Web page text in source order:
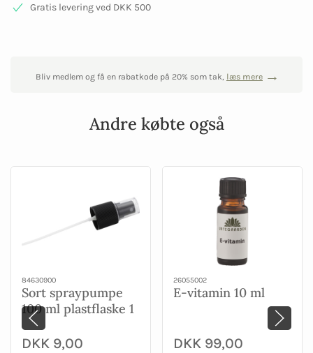
Gratis levering ved DKK 500
Bliv medlem og få en rabatkode på 20% som tak, læs mere
Andre købte også
84630900
Sort spraypumpe
100 ml plastflaske 1
stk
DKK 9,00
26055002
E-vitamin 10 ml
DKK 99,00